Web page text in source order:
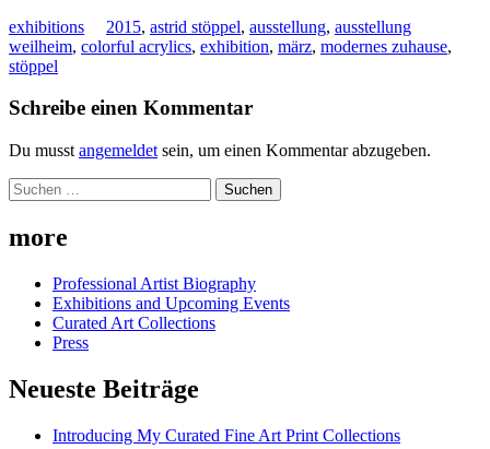
exhibitions
2015, astrid stöppel, ausstellung, ausstellung
weilheim, colorful acrylics, exhibition, märz, modernes zuhause,
stöppel
Schreibe einen Kommentar
Du musst angemeldet sein, um einen Kommentar abzugeben.
Suchen
nach:
more
Professional Artist Biography
Exhibitions and Upcoming Events
Curated Art Collections
Press
Neueste Beiträge
Introducing My Curated Fine Art Print Collections